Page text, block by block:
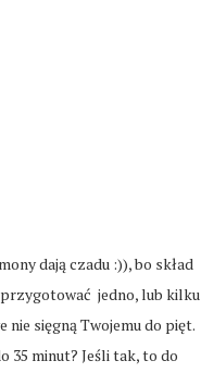
dają czadu :)), bo skład
przygotować jedno, lub kilku
nie sięgną Twojemu do pięt.
35 minut? Jeśli tak, to do